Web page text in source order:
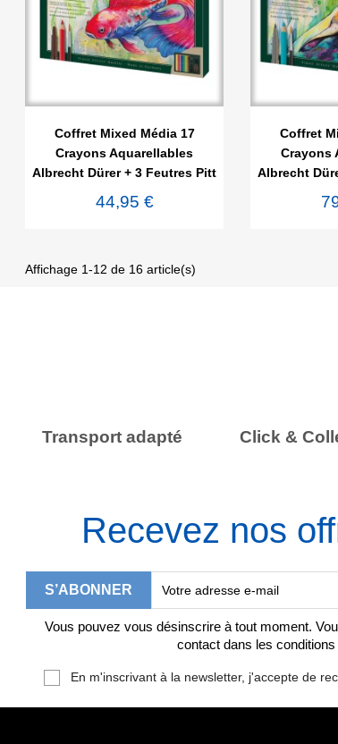
 Aperçu rapide
Coffret Mixed Média 17
Crayons Aquarellables
Albrecht Dürer + 3 Feutres Pitt
44,95 €

Coffret
Crayons
Albrecht
Affichage 1-12 de 16 article(s)
Transport adapté Click &
Recevez nos
Vous pouvez vous désinscrire à tout moment.
contact dans les
En m'inscrivant à la newsletter, j'accepte de